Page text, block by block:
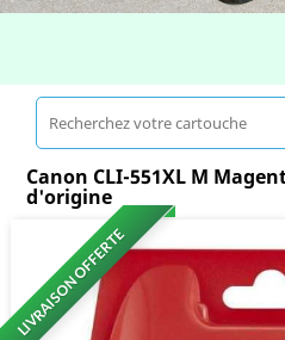
Canon CLI-551XL M
d'origine
LIVRAISON OFFERTE